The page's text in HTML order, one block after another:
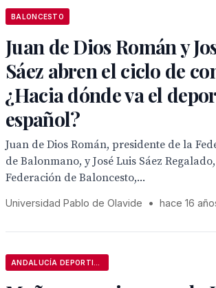
BALONCESTO
Juan de Dios Román y
Sáez abren el ciclo de
¿Hacia dónde va el
español?
Juan de Dios Román, presidente de la
de Balonmano, y José Luis Sáez
Federación de Baloncesto,...
Universidad Pablo de Olavide • hace 16